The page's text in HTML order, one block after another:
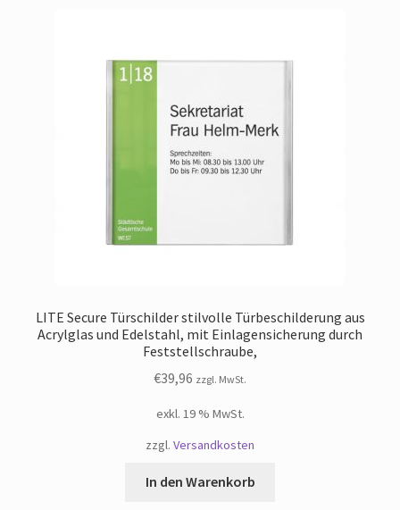
LITE Secure Türschilder stilvolle Türbeschilderung aus
Acrylglas und Edelstahl, mit Einlagensicherung durch
Feststellschraube,
€39,96 zzgl. MwSt.
exkl. 19 % MwSt.
zzgl. Versandkosten
In den Warenkorb